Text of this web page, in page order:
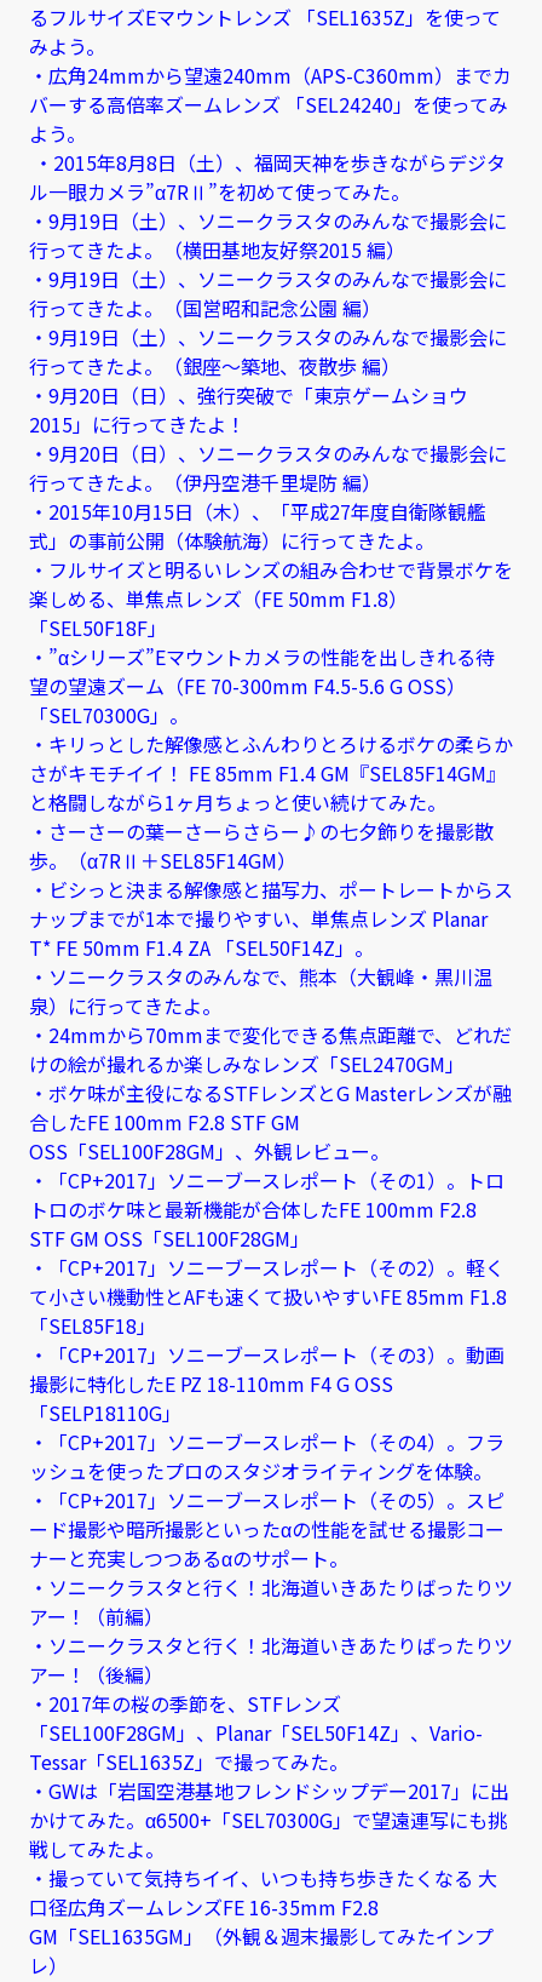
るフルサイズEマウントレンズ 「SEL1635Z」を使って
みよう。
・広角24mmから望遠240mm（APS-C360mm）までカ
バーする高倍率ズームレンズ 「SEL24240」を使ってみ
よう。
・2015年8月8日（土）、福岡天神を歩きながらデジタ
ル一眼カメラ”α7RⅡ”を初めて使ってみた。
・9月19日（土）、ソニークラスタのみんなで撮影会に
行ってきたよ。（横田基地友好祭2015 編）
・9月19日（土）、ソニークラスタのみんなで撮影会に
行ってきたよ。（国営昭和記念公園 編）
・9月19日（土）、ソニークラスタのみんなで撮影会に
行ってきたよ。（銀座～築地、夜散歩 編）
・9月20日（日）、強行突破で「東京ゲームショウ
2015」に行ってきたよ！
・9月20日（日）、ソニークラスタのみんなで撮影会に
行ってきたよ。（伊丹空港千里堤防 編）
・2015年10月15日（木）、「平成27年度自衛隊観艦
式」の事前公開（体験航海）に行ってきたよ。
・フルサイズと明るいレンズの組み合わせで背景ボケを
楽しめる、単焦点レンズ（FE 50mm F1.8）
「SEL50F18F」
・”αシリーズ”Eマウントカメラの性能を出しきれる待
望の望遠ズーム（FE 70-300mm F4.5-5.6 G OSS）
「SEL70300G」。
・キリっとした解像感とふんわりとろけるボケの柔らか
さがキモチイイ！ FE 85mm F1.4 GM『SEL85F14GM』
と格闘しながら1ヶ月ちょっと使い続けてみた。
・さーさーの葉ーさーらさらー♪の七夕飾りを撮影散
歩。（α7RⅡ＋SEL85F14GM）
・ビシっと決まる解像感と描写力、ポートレートからス
ナップまでが1本で撮りやすい、単焦点レンズ Planar
T* FE 50mm F1.4 ZA 「SEL50F14Z」。
・ソニークラスタのみんなで、熊本（大観峰・黒川温
泉）に行ってきたよ。
・24mmから70mmまで変化できる焦点距離で、どれだ
けの絵が撮れるか楽しみなレンズ「SEL2470GM」
・ボケ味が主役になるSTFレンズとG Masterレンズが融
合したFE 100mm F2.8 STF GM
OSS「SEL100F28GM」、外観レビュー。
・「CP+2017」ソニーブースレポート（その1）。トロ
トロのボケ味と最新機能が合体したFE 100mm F2.8
STF GM OSS「SEL100F28GM」
・「CP+2017」ソニーブースレポート（その2）。軽く
て小さい機動性とAFも速くて扱いやすいFE 85mm F1.8
「SEL85F18」
・「CP+2017」ソニーブースレポート（その3）。動画
撮影に特化したE PZ 18-110mm F4 G OSS
「SELP18110G」
・「CP+2017」ソニーブースレポート（その4）。フラ
ッシュを使ったプロのスタジオライティングを体験。
・「CP+2017」ソニーブースレポート（その5）。スピ
ード撮影や暗所撮影といったαの性能を試せる撮影コー
ナーと充実しつつあるαのサポート。
・ソニークラスタと行く！北海道いきあたりばったりツ
アー！（前編）
・ソニークラスタと行く！北海道いきあたりばったりツ
アー！（後編）
・2017年の桜の季節を、STFレンズ
「SEL100F28GM」、Planar「SEL50F14Z」、Vario-
Tessar「SEL1635Z」で撮ってみた。
・GWは「岩国空港基地フレンドシップデー2017」に出
かけてみた。α6500+「SEL70300G」で望遠連写にも挑
戦してみたよ。
・撮っていて気持ちイイ、いつも持ち歩きたくなる 大
口径広角ズームレンズFE 16-35mm F2.8
GM「SEL1635GM」（外観＆週末撮影してみたインプ
レ）